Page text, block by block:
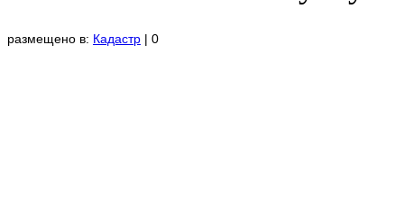
размещено в: Кадастр | 0